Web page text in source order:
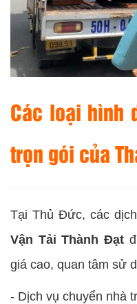
Các loại hình
trọn gói của
Tại Thủ Đức, các
Vận Tải Thành Đạt
giá cao, quan tâm sử
- Dịch vụ chuyển nhà